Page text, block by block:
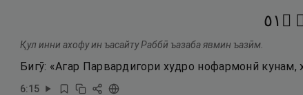
۝ ١٥
Қул инни ахофу ин ъасайту Раббӣ ъазаба явмин ъазӣм.
Бигӯ: «Агар Парвардигори худро нофармонӣ кунам,
6:15